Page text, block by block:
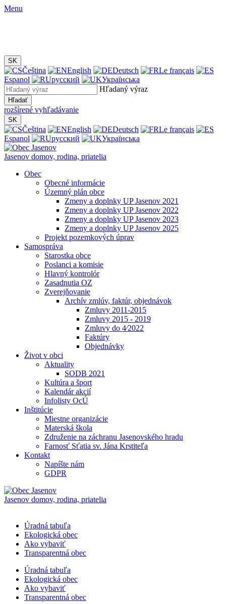
Menu
SK
Čeština English Deutsch
Le français
Espanol
русский
Українська
Hľadaný výraz
Hľadať
rozšírené vyhľadávanie
SK
Čeština English Deutsch
Le français
Espanol
русский Українська
Jasenov domov, rodina, priatelia
Obec
Obecné informácie
Územný plán obce
Zmeny a doplnky UP Jasenov 2021
Zmeny a doplnky UP Jasenov 2022
Zmeny a doplnky UP Jasenov 2023
Zmeny a doplnky UP Jasenov 2025
Projekt pozemkových úprav
Samospráva
Starostka obce
Poslanci a komisie
Hlavný kontrolór
Zasadnutia OZ
Zverejňovanie
Archív zmlúv, faktúr, objednávok
Zmluvy 2011-2015
Zmluvy 2015 - 2019
Zmluvy do 4⁄2022
Faktúry
Objednávky
Život v obci
Aktuality
SODB 2021
Kultúra a šport
Kalendár akcií
Infolisty OcÚ
Inštitúcie
Miestne organizácie
Materská škola
Združenie na záchranu Jasenovského hradu
Farnosť Sťatia sv. Jána Krstiteľa
Kontakt
Napíšte nám
GDPR
Jasenov domov, rodina, priatelia
Úradná tabuľa
Ekologická obec
Ako vybaviť
Transparentná obec
Úradná tabuľa
Ekologická obec
Ako vybaviť
Transparentná obec